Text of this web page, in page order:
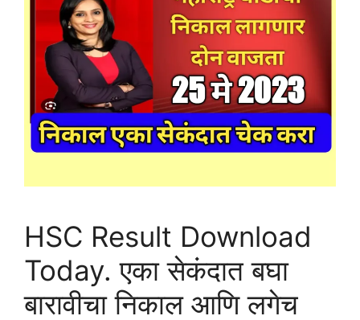
बघा
किती
तुम्हाला
मार्क्स
HSC Result Download
Today. एका सेकंदात बघा
बारावीचा निकाल आणि लगेच